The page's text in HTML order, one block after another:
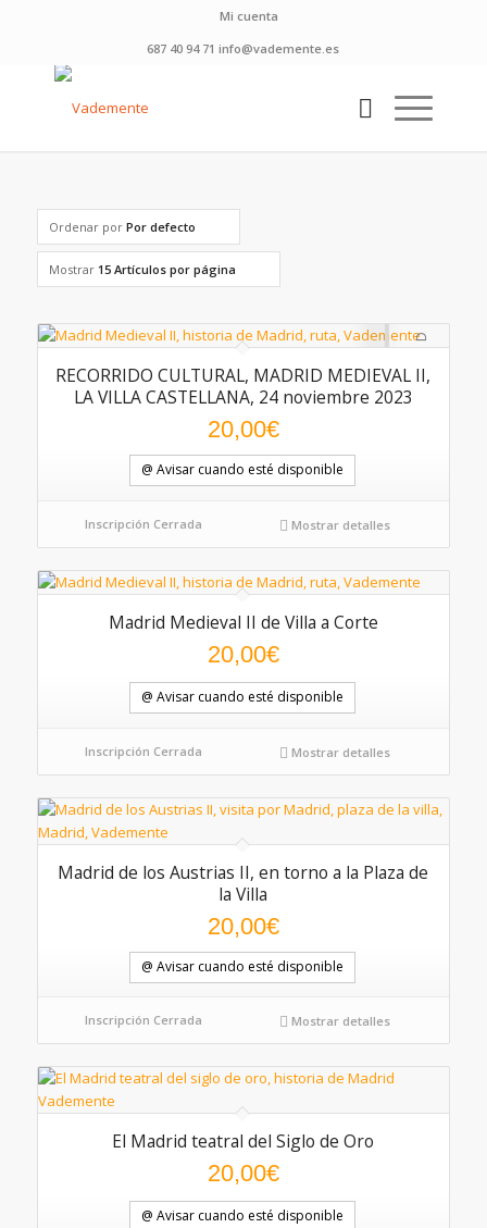
Mi cuenta
687 40 94 71 info@vademente.es
Ordenar por Por defecto
Mostrar 15 Artículos por página
RECORRIDO CULTURAL, MADRID MEDIEVAL II,
LA VILLA CASTELLANA, 24 noviembre 2023
20,00€
@ Avisar cuando esté disponible
Inscripción Cerrada Mostrar detalles
Madrid Medieval II de Villa a Corte
20,00€
@ Avisar cuando esté disponible
Inscripción Cerrada Mostrar detalles
Madrid de los Austrias II, en torno a la Plaza de
la Villa
20,00€
@ Avisar cuando esté disponible
Inscripción Cerrada Mostrar detalles
El Madrid teatral del Siglo de Oro
20,00€
@ Avisar cuando esté disponible